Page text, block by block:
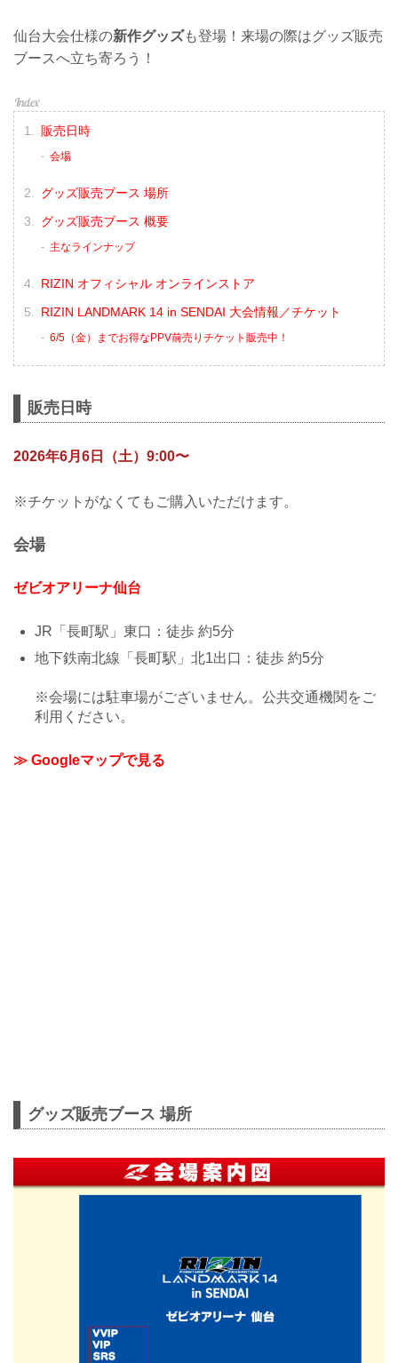
仙台大会仕様の新作グッズも登場！来場の際はグッズ販売
ブースへ立ち寄ろう！
販売日時
会場
グッズ販売ブース 場所
グッズ販売ブース 概要
主なラインナップ
RIZIN オフィシャル オンラインストア
RIZIN LANDMARK 14 in SENDAI 大会情報／チケット
6/5（金）までお得なPPV前売りチケット販売中！
販売日時
2026年6月6日（土）9:00〜
※チケットがなくてもご購入いただけます。
会場
ゼビオアリーナ仙台
JR「長町駅」東口：徒歩 約5分
地下鉄南北線「長町駅」北1出口：徒歩 約5分
※会場には駐車場がございません。公共交通機関をご
利用ください。
≫ Googleマップで見る
グッズ販売ブース 場所